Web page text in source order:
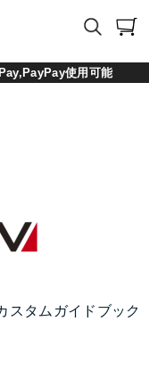
使用可能
スタムガイドブック